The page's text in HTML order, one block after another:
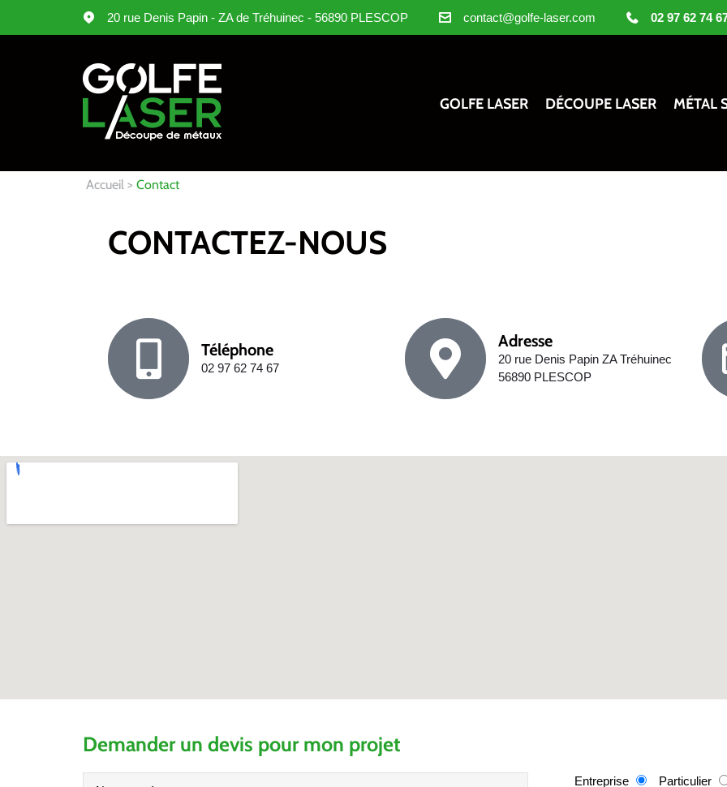
20 rue Denis Papin - ZA de Tréhuinec - 56890 PLESCOP contact@golfe-laser.com 02 97 62 74
GOLFE LASER DÉCOUPE LASER MÉTAL
Accueil Contact
CONTACTEZ-NOUS
Téléphone
02 97 62 74 67
Adresse
20 rue Denis Papin ZA Tréhuinec
56890 PLESCOP
Demander un devis pour mon projet
Entreprise Particulier